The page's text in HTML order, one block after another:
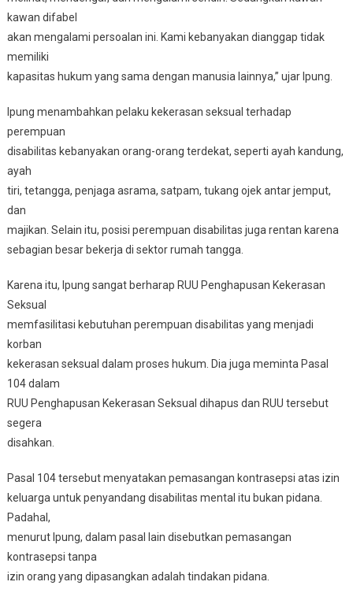
kawan difabel
akan mengalami persoalan ini. Kami kebanyakan dianggap tidak
memiliki
kapasitas hukum yang sama dengan manusia lainnya,” ujar Ipung.
Ipung menambahkan pelaku kekerasan seksual terhadap
perempuan
disabilitas kebanyakan orang-orang terdekat, seperti ayah kandung,
ayah
tiri, tetangga, penjaga asrama, satpam, tukang ojek antar jemput,
dan
majikan. Selain itu, posisi perempuan disabilitas juga rentan karena
sebagian besar bekerja di sektor rumah tangga.
Karena itu, Ipung sangat berharap RUU Penghapusan Kekerasan
Seksual
memfasilitasi kebutuhan perempuan disabilitas yang menjadi
korban
kekerasan seksual dalam proses hukum. Dia juga meminta Pasal
104 dalam
RUU Penghapusan Kekerasan Seksual dihapus dan RUU tersebut
segera
disahkan.
Pasal 104 tersebut menyatakan pemasangan kontrasepsi atas izin
keluarga untuk penyandang disabilitas mental itu bukan pidana.
Padahal,
menurut Ipung, dalam pasal lain disebutkan pemasangan
kontrasepsi tanpa
izin orang yang dipasangkan adalah tindakan pidana.